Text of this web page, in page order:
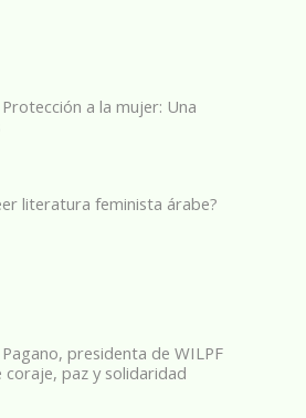
a la mujer: Una
literatura feminista árabe?
presidenta de WILPF
coraje, paz y solidaridad